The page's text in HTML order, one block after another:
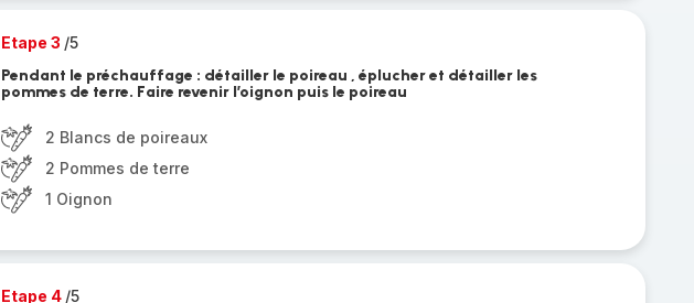
Etape 3 /5
Pendant le préchauffage : détailler le poireau , éplucher et détailler les
pommes de terre. Faire revenir l’oignon puis le poireau
2 Blancs de poireaux
2 Pommes de terre
1 Oignon
Etape 4 /5